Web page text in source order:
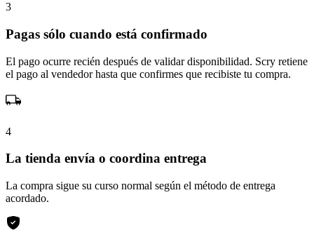
3
Pagas sólo cuando está confirmado
El pago ocurre recién después de validar disponibilidad. Scry retiene
el pago al vendedor hasta que confirmes que recibiste tu compra.
4
La tienda envía o coordina entrega
La compra sigue su curso normal según el método de entrega
acordado.